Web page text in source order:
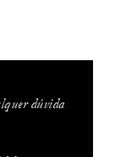
dúvida